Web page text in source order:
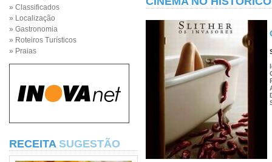
» Classificados
» Localização
» Gastronomia
» Roteiros Turísticos
» Praias
RECEITA SUGESTÃO